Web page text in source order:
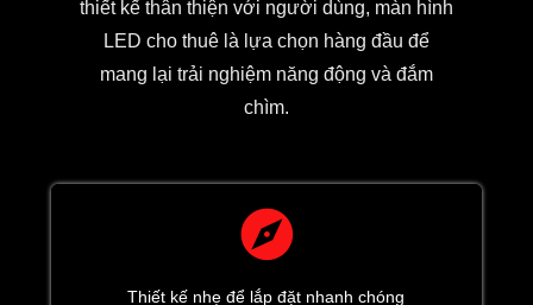
thiết kế thân thiện với người dùng, màn hình
LED cho thuê là lựa chọn hàng đầu để
mang lại trải nghiệm năng động và đắm
chìm.
Thiết kế nhẹ để lắp đặt nhanh chóng